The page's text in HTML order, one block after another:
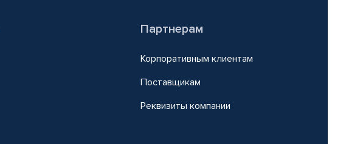
Партнерам
Корпоративным клиентам
Поставщикам
Реквизиты компании